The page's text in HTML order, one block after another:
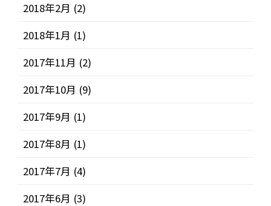
2018年2月 (2)
2018年1月 (1)
2017年11月 (2)
2017年10月 (9)
2017年9月 (1)
2017年8月 (1)
2017年7月 (4)
2017年6月 (3)